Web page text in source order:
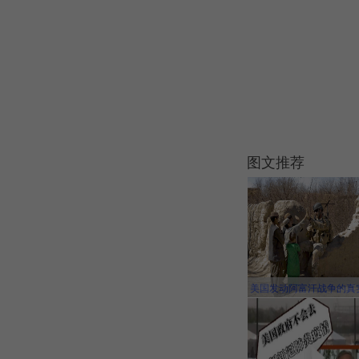
图文推荐
美国发动阿富汗战争的真